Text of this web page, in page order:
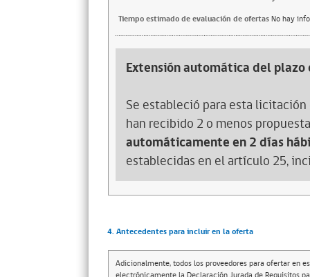
Tiempo estimado de evaluación de ofertasNo hay
Extensión automática del plazo
Se estableció para esta
han recibido 2 o menos
automáticamente en 2 días
establecidas en el artículo 25,
4. Antecedentes para incluir en la oferta
Adicionalmente, todos los proveedores para ofertar en